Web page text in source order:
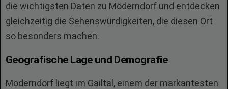
die wichtigsten Daten zu Möderndorf und entdecken
gleichzeitig die Sehenswürdigkeiten, die diesen Ort
so besonders machen.
Geografische Lage und Demografie
Möderndorf liegt im Gailtal, einem der markantesten